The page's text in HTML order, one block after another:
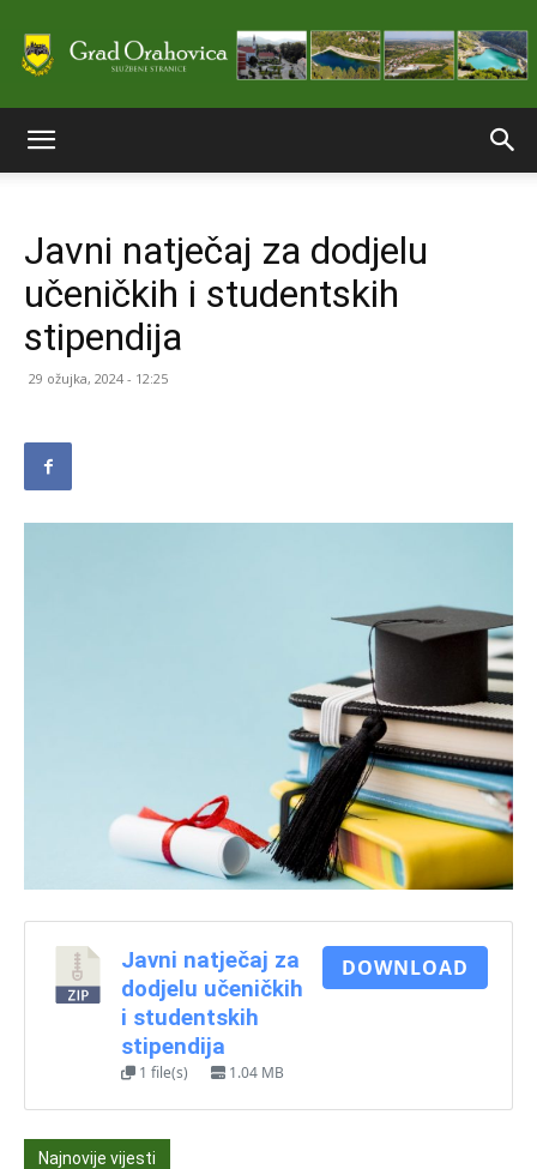
stranice
Javni natječaj za dodjelu
učeničkih i studentskih
stipendija
29 ožujka, 2024 - 12:25
Javni natječaj za
dodjelu učeničkih
i studentskih
stipendija
1 file(s) 1.04 MB
DOWNLOAD
Najnovije vijesti